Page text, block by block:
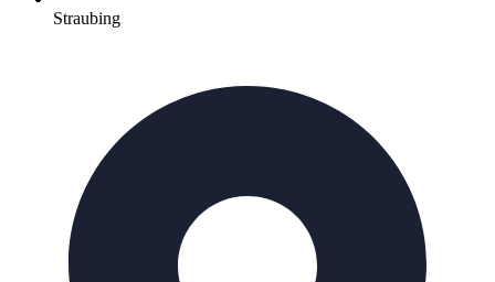
Straubing